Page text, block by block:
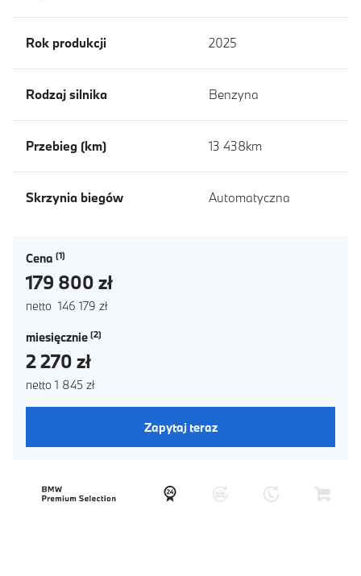
Rok produkcji 2025
Rodzaj silnika Benzyna
Przebieg (km) 13 438km
Skrzynia biegów Automatyczna
Cena
179 800 zł
netto 146 179 zł
miesięcznie
2 270 zł
netto 1 845 zł
Zapytaj teraz